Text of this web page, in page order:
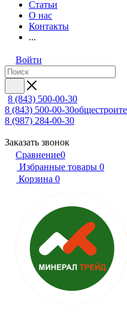
Статьи
О нас
Контакты
...
Войти
8 (843) 500-00-30
8 (843) 500-00-30
8 (987) 284-00-30
Заказать звонок
Сравнение0
Избранные товары 0
Корзина 0